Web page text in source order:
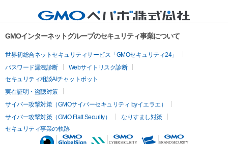
GMOインターネットグループのセキュリティ事業について
世界初総合ネットセキュリティサービス「GMOセキュリティ24」
パスワード漏洩診断
Webサイトリスク診断
セキュリティ相談AIチャットボット
実在証明・盗聴対策
サイバー攻撃対策（GMOサイバーセキュリティ byイエラエ）
サイバー攻撃対策（GMO Flatt Security）
なりすまし対策
セキュリティ事業の軌跡